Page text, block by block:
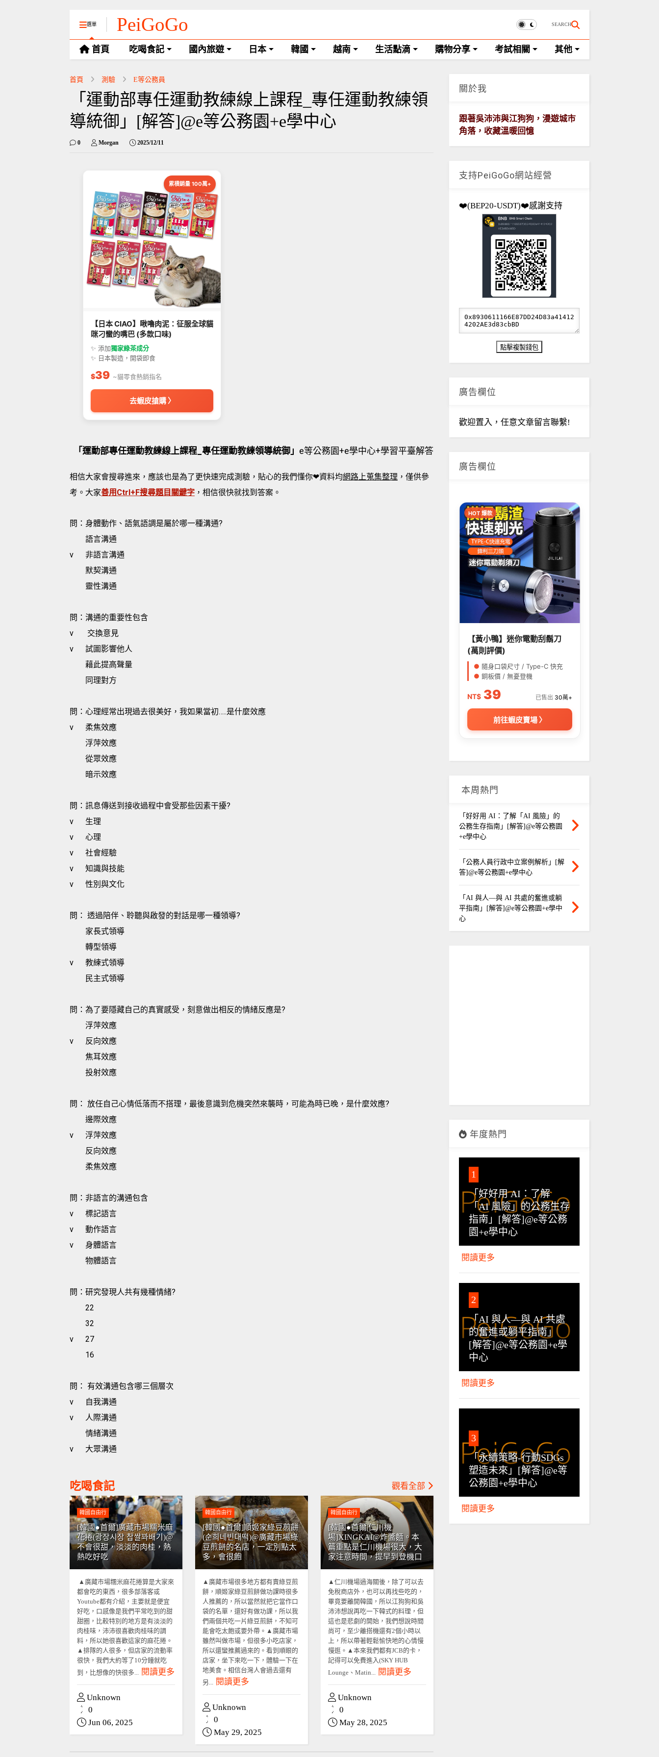
選單 PeiGoGo SEARCH
首頁 吃喝食記 國內旅遊 日本 韓國 越南 生活點滴 購物分享 考試相關 其他
首頁 測驗 E等公務員
「運動部專任運動教練線上課程_專任運動教練領
導統御」[解答]@e等公務園+e學中心
0 Morgan 2025/12/11
累積銷量 100萬+
【日本 CIAO】啾嚕肉泥：征服全球貓
咪刁蠻的嘴巴 (多款口味)
✨ 添加獨家綠茶成分
✨ 日本製造，開袋即食
$39 ~貓零食熱銷指名
去蝦皮搶購 〉
「運動部專任運動教練線上課程_專任運動教練領導統御」 e等公務園+e學中心+學習平臺解答
相信大家會搜尋進來，應該也是為了更快速完成測驗，貼心的我們懂你❤資料均網路上蒐集整理 ，僅供參
考。大家善用Ctrl+F搜尋題目關鍵字 ，相信很快就找到答案。
問：身體動作、語氣語調是屬於哪一種溝通?
語言溝通
v
非語言溝通
默契溝通
靈性溝通
問：溝通的重要性包含
v
交換意見
v
試圖影響他人
藉此提高聲量
同理對方
問：心理經常出現過去很美好，我如果當初…..是什麼效應
v
柔焦效應
浮萍效應
從眾效應
暗示效應
問：訊息傳送到接收過程中會受那些因素干擾?
v
生理
v
心理
v
社會經驗
v
知識與技能
v
性別與文化
問： 透過陪伴、聆聽與啟發的對話是哪一種領導?
家長式領導
轉型領導
v
教練式領導
民主式領導
問：為了要隱藏自己的真實感受，刻意做出相反的情緒反應是?
浮萍效應
v
反向效應
焦耳效應
投射效應
問： 放任自己心情低落而不搭理，最後意識到危機突然來襲時，可能為時已晚，是什麼效應?
邊際效應
v
浮萍效應
反向效應
柔焦效應
問：非語言的溝通包含
v
標記語言
v
動作語言
v
身體語言
物體語言
問：研究發現人共有幾種情緒?
22
32
v
27
16
問： 有效溝通包含哪三個層次
v
自我溝通
v
人際溝通
情緒溝通
v
大眾溝通
吃喝食記 觀看全部
韓國自由行
[韓國●首爾]廣藏市場糯米麻
花捲(광장시장 찹쌀꽈배기)@
不會很甜，淡淡的肉桂，熱
熱吃好吃
▲廣藏市場糯米麻花捲算是大家來
都會吃的東西，很多部落客或
Youtube都有介紹，主要就是便宜
好吃，口感像是我們平常吃到的甜
甜圈，比較特別的地方是有淡淡的
肉桂味，沛沛很喜歡肉桂味的調
料，所以她很喜歡這家的麻花捲。
▲排隊的人很多，但店家的流動率
很快，我們大約等了10分鐘就吃
到，比想像的快很多...
閱讀更多
Unknown
0
Jun 06, 2025
韓國自由行
[韓國●首爾]順姬家綠豆煎餅
(순희네빈대떡)@廣藏市場綠
豆煎餅的名店，一定別點太
多，會很飽
▲廣藏市場很多地方都有賣綠豆煎
餅，順姬家綠豆煎餅做功課時很多
人推薦的，所以當然就把它當作口
袋的名單，還好有做功課，所以我
們兩個共吃一片綠豆煎餅，不知可
能會吃太飽或要外帶。▲廣藏市場
雖然叫做市場，但很多小吃店家，
所以還蠻推薦過來的。看到順眼的
店家，坐下來吃一下，體驗一下在
地美食。相信台灣人會過去還有
另...
閱讀更多
Unknown
0
May 29, 2025
韓國自由行
[韓國●首爾|仁川機
場]XINGKAI@炸醬麵。本
篇重點是仁川機場很大，大
家注意時間，提早到登機口
▲仁川機場過海關後，除了可以去
免稅商店外，也可以再找些吃的，
畢竟要離開韓國，所以江狗狗和吳
沛沛想說再吃一下韓式的料理，但
這也是悲劇的開始，我們想說時間
尚可，至少離搭機還有2個小時以
上，所以帶著輕鬆愉快地的心情慢
慢逛。▲本來我們都有JCB的卡，
記得可以免費進入(SKY HUB
Lounge、Matin...
閱讀更多
Unknown
0
May 28, 2025
關於我
跟著吳沛沛與江狗狗，漫遊城市
角落，收藏溫暖回憶
支持PeiGoGo網站經營
❤️(BEP20-USDT)❤️感謝支持
廣告欄位
歡迎置入，任意文章留言聯繫!
廣告欄位
HOT 爆款
【黃小鴨】迷你電動刮鬍刀
(萬則評價)
● 隨身口袋尺寸 / Type-C 快充
● 銅板價 / 無憂登機
NT$ 39 已售出 30萬+
前往蝦皮賣場 〉
本周熱門
「好好用 AI：了解「AI 風險」的
公務生存指南」[解答]@e等公務園
+e學中心
「公務人員行政中立案例解析」[解
答]@e等公務園+e學中心
「AI 與人—與 AI 共處的奮進或躺
平指南」[解答]@e等公務園+e學中
心
年度熱門
1
「好好用 AI：了解
「AI 風險」的公務生存
指南」[解答]@e等公務
園+e學中心
閱讀更多
2
「AI 與人—與 AI 共處
的奮進或躺平指南」
[解答]@e等公務園+e學
中心
閱讀更多
3
「永續策略-行動SDGs
塑造未來」[解答]@e等
公務園+e學中心
閱讀更多